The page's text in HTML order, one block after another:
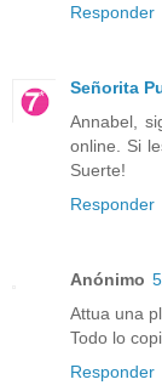
Responder
Señorita
Annabel,
online. Si
Suerte!
Responder
Anónimo
Attua una
Todo lo
Responder